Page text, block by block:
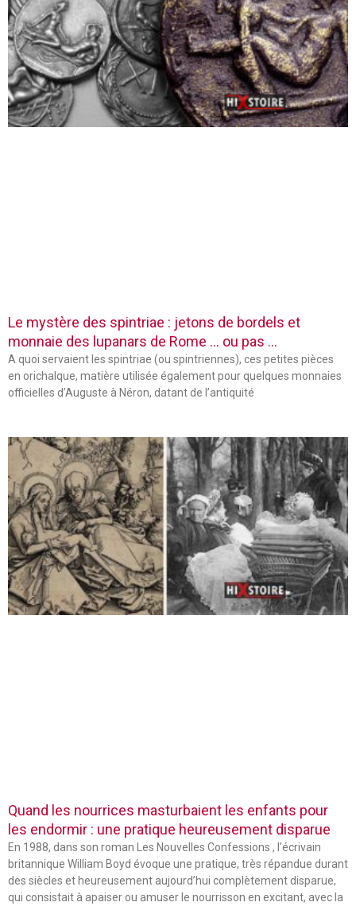
Le mystère des spintriae : jetons de bordels et
monnaie des lupanars de Rome … ou pas …
A quoi servaient les spintriae (ou spintriennes), ces petites pièces
en orichalque, matière utilisée également pour quelques monnaies
officielles d’Auguste à Néron, datant de l’antiquité
Quand les nourrices masturbaient les enfants pour
les endormir : une pratique heureusement disparue
En 1988, dans son roman Les Nouvelles Confessions , l’écrivain
britannique William Boyd évoque une pratique, très répandue durant
des siècles et heureusement aujourd’hui complètement disparue,
qui consistait à apaiser ou amuser le nourrisson en excitant, avec la